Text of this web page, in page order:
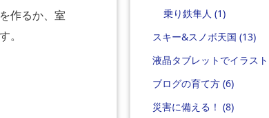
作るか、室
。
乗り鉄隼人 (1)
スキー&スノボ天国 (13)
液晶タブレットでイラスト
ブログの育て方 (6)
災害に備える！ (8)